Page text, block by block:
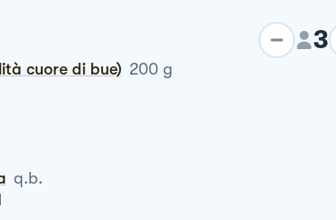
3
cuore di bue) 200 g
q.b.